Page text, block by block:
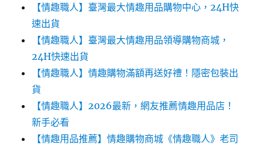
【情趣職人】臺灣最大情趣用品購物中心，24H快
速出貨
【情趣職人】臺灣最大情趣用品領導購物商城，
24H快速出貨
【情趣職人】情趣購物滿額再送好禮！隱密包裝出
貨
【情趣職人】2026最新，網友推薦情趣用品店！
新手必看
【情趣用品推薦】情趣購物商城《情趣職人》老司